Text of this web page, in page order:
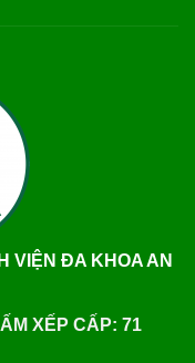
VIỆN ĐA KHOA AN
XẾP CẤP: 71